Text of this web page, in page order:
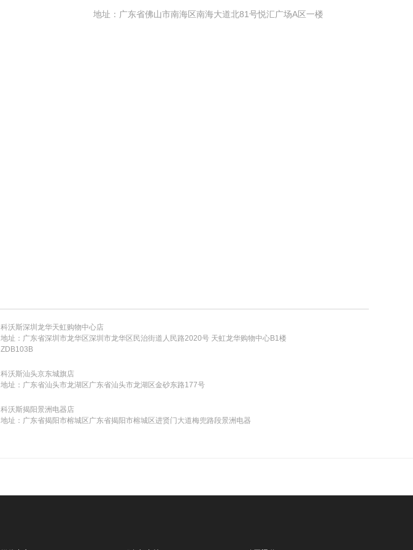
地址：广东省佛山市南海区南海大道北81号悦汇广场A区一楼
科沃斯深圳龙华天虹购物中心店
地址：广东省深圳市龙华区深圳市龙华区民治街道人民路2020号 天虹龙华购物中心B1楼
ZDB103B
科沃斯汕头京东城旗店
地址：广东省汕头市龙湖区广东省汕头市龙湖区金砂东路177号
科沃斯揭阳景洲电器店
地址：广东省揭阳市榕城区广东省揭阳市榕城区进贤门大道梅兜路段景洲电器